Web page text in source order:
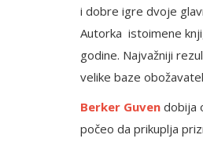
i dobre igre dvoje
Autorka istoimene
godine. Najvažniji
velike baze
Berker Guven dobija
počeo da prikuplja